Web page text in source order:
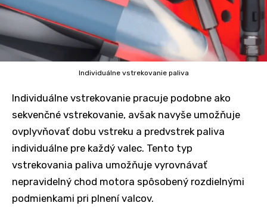
Individuálne vstrekovanie paliva
Individuálne vstrekovanie pracuje podobne ako
sekvenčné vstrekovanie, avšak navyše umožňuje
ovplyvňovať dobu vstreku a predvstrek paliva
individuálne pre každý valec. Tento typ
vstrekovania paliva umožňuje vyrovnávať
nepravidelný chod motora spôsobený rozdielnými
podmienkami pri plnení valcov.